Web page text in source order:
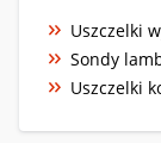
Uszczelki
Sondy
Uszczelki